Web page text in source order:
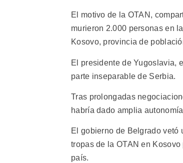
El motivo de la OTAN,
murieron 2.000 personas en
Kosovo, provincia de
El presidente de Yugoslavia,
parte inseparable de Serbia.
Tras prolongadas
habría dado amplia
El gobierno de Belgrado vetó
tropas de la OTAN en
país.